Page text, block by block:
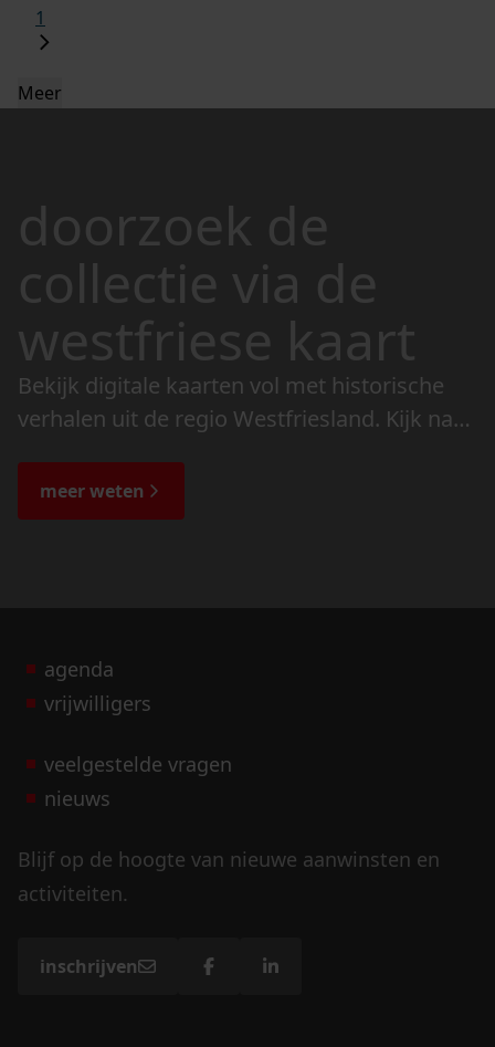
1
Meer
doorzoek de
collectie via de
westfriese kaart
Bekijk digitale kaarten vol met historische
verhalen uit de regio Westfriesland. Kijk naar
de bijzondere verhalen.
meer weten
agenda
vrijwilligers
veelgestelde vragen
nieuws
Blijf op de hoogte van nieuwe aanwinsten en
activiteiten.
inschrijven